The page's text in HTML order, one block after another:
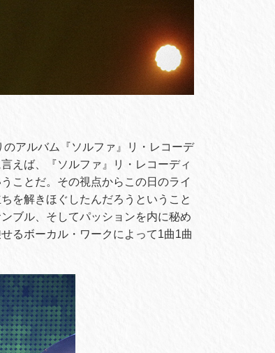
アルバム『ソルファ』リ・レコーデ
えば、『ソルファ』リ・レコーディ
ことだ。その視点からこの日のライ
を解きほぐしたんだろうということ
ブル、そしてパッションを内に秘め
るボーカル・ワークによって1曲1曲